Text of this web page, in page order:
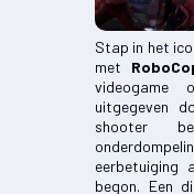
Stap in het
met
videogame
uitgegeven
shooter
eerbetuiging
begon. Een